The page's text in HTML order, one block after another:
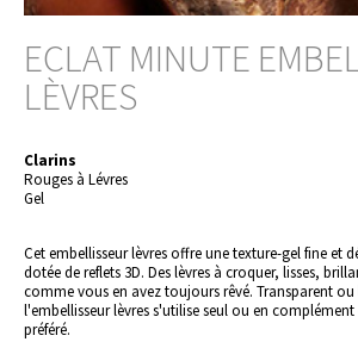
ECLAT MINUTE
LÈVRES
Clarins
Rouges à Lévres
Gel
Cet embellisseur lèvres offre une texture-gel fine et
dotée de reflets 3D. Des lèvres à croquer, lisses,
comme vous en avez toujours rêvé. Transparent
l'embellisseur lèvres s'utilise seul ou en
préféré.